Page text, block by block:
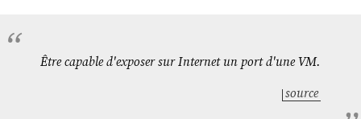
Être capable d'exposer sur Internet un port d'une VM.
source